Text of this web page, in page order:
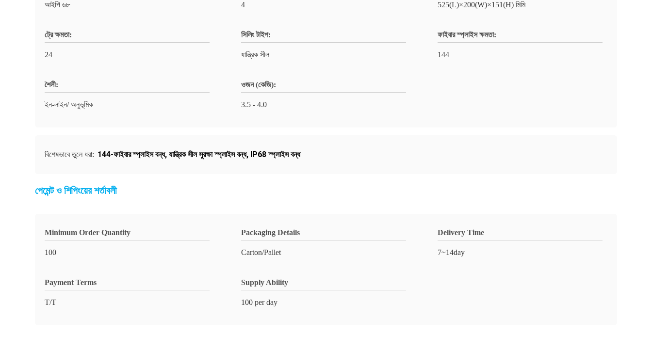
আইপি ৬৮ 4 525(L)×200(W)×151(H) মিমি
ট্রে ক্ষমতা:
24
সিলিং টাইপ:
যান্ত্রিক সীল
ফাইবার স্প্লাইস ক্ষমতা:
144
শৈলী:
ইন-লাইন/ অনুভূমিক
ওজন (কেজি):
3.5 - 4.0
বিশেষভাবে তুলে ধরা: 144-ফাইবার স্প্লাইস বন্ধ, যান্ত্রিক সীল সুরক্ষা স্প্লাইস বন্ধ, IP68 স্প্লাইস বন্ধ
পেমেন্ট ও শিপিংয়ের শর্তাবলী
Minimum Order Quantity
100
Packaging Details
Carton/Pallet
Delivery Time
7~14day
Payment Terms
T/T
Supply Ability
100 per day